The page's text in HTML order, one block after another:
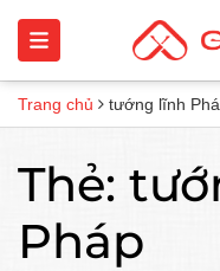
Trang chủ tướng lĩnh
Thẻ:
Pháp